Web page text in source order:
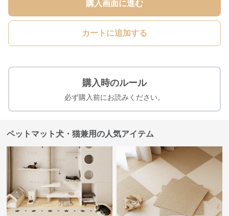
購入画面に進む
カートに追加する
購入時のルール
必ず購入前にお読みください。
ペットマット犬・猫兼用の人気アイテム